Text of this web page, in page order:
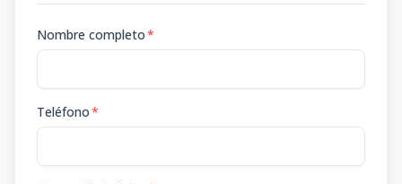
Nombre completo*
Teléfono*